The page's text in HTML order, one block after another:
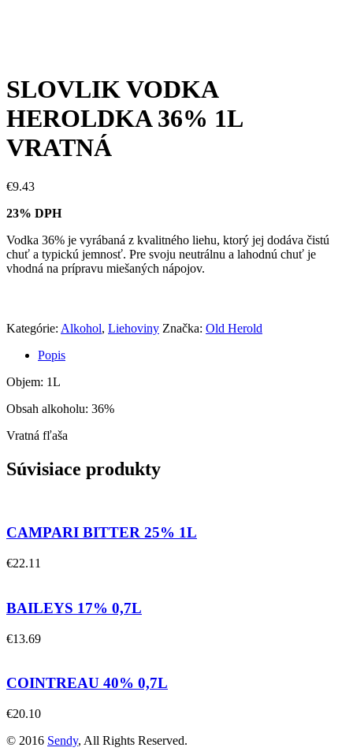
SLOVLIK VODKA
HEROLDKA 36% 1L
VRATNÁ
€9.43
23% DPH
Vodka 36% je vyrábaná z kvalitného liehu, ktorý jej dodáva čistú
chuť a typickú jemnosť. Pre svoju neutrálnu a lahodnú chuť je
vhodná na prípravu miešaných nápojov.
Kategórie: Alkohol, Liehoviny Značka: Old Herold
Popis
Objem: 1L
Obsah alkoholu: 36%
Vratná fľaša
Súvisiace produkty
CAMPARI BITTER 25% 1L
€22.11
BAILEYS 17% 0,7L
€13.69
COINTREAU 40% 0,7L
€20.10
© 2016 Sendy, All Rights Reserved.